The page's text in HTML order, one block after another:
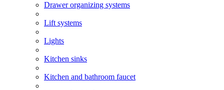
Drawer organizing systems
Lift systems
Lights
Kitchen sinks
Kitchen and bathroom faucet